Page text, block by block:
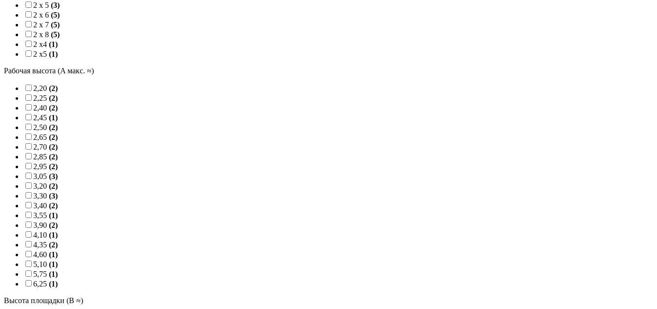
2 x 5 (3)
2 x 6 (5)
2 x 7 (5)
2 x 8 (5)
2 x4 (1)
2 x5 (1)
Рабочая высота (A макс. ≈)
2,20 (2)
2,25 (2)
2,40 (2)
2,45 (1)
2,50 (2)
2,65 (2)
2,70 (2)
2,85 (2)
2,95 (2)
3,05 (3)
3,20 (2)
3,30 (3)
3,40 (2)
3,55 (1)
3,90 (2)
4,10 (1)
4,35 (2)
4,60 (1)
5,10 (1)
5,75 (1)
6,25 (1)
Высота площадки (B ≈)